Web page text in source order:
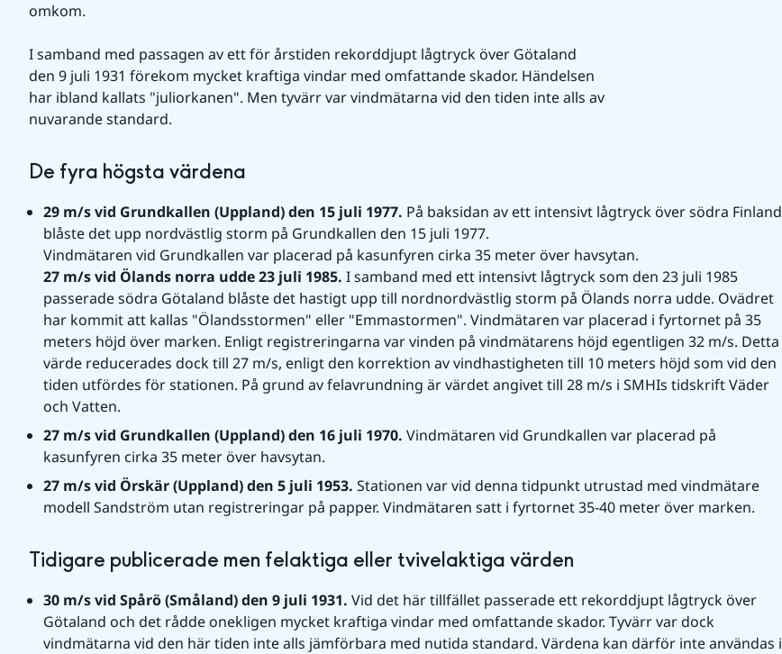
omkom.
I samband med passagen av ett för årstiden rekorddjupt lågtryck över Götaland
den 9 juli 1931 förekom mycket kraftiga vindar med omfattande skador. Händelsen
har ibland kallats "juliorkanen". Men tyvärr var vindmätarna vid den tiden inte alls av
nuvarande standard.
De fyra högsta värdena
29 m/s vid Grundkallen (Uppland) den 15 juli 1977. På baksidan av ett intensivt lågtryck över södra Finland
blåste det upp nordvästlig storm på Grundkallen den 15 juli 1977.
Vindmätaren vid Grundkallen var placerad på kasunfyren cirka 35 meter över havsytan.
27 m/s vid Ölands norra udde 23 juli 1985. I samband med ett intensivt lågtryck som den 23 juli 1985
passerade södra Götaland blåste det hastigt upp till nordnordvästlig storm på Ölands norra udde. Ovädret
har kommit att kallas "Ölandsstormen" eller "Emmastormen". Vindmätaren var placerad i fyrtornet på 35
meters höjd över marken. Enligt registreringarna var vinden på vindmätarens höjd egentligen 32 m/s. Detta
värde reducerades dock till 27 m/s, enligt den korrektion av vindhastigheten till 10 meters höjd som vid den
tiden utfördes för stationen. På grund av felavrundning är värdet angivet till 28 m/s i SMHIs tidskrift Väder
och Vatten.
27 m/s vid Grundkallen (Uppland) den 16 juli 1970. Vindmätaren vid Grundkallen var placerad på
kasunfyren cirka 35 meter över havsytan.
27 m/s vid Örskär (Uppland) den 5 juli 1953. Stationen var vid denna tidpunkt utrustad med vindmätare
modell Sandström utan registreringar på papper. Vindmätaren satt i fyrtornet 35-40 meter över marken.
Tidigare publicerade men felaktiga eller tvivelaktiga värden
30 m/s vid Spårö (Småland) den 9 juli 1931. Vid det här tillfället passerade ett rekorddjupt lågtryck över
Götaland och det rådde onekligen mycket kraftiga vindar med omfattande skador. Tyvärr var dock
vindmätarna vid den här tiden inte alls jämförbara med nutida standard. Värdena kan därför inte användas i